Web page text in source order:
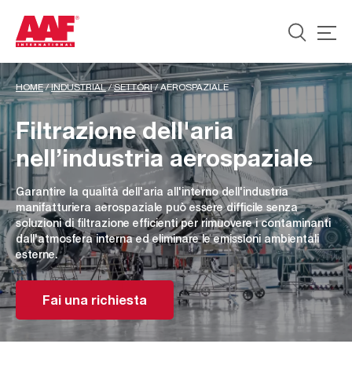
HOME/INDUSTRIAL/SETTORI/AEROSPAZIALE
Filtrazione dell'aria
nell’industria aerospaziale
Garantire la qualità dell'aria all'interno dell'industria
manifatturiera aerospaziale può essere difficile senza
soluzioni di filtrazione efficienti per rimuovere i contaminanti
dall'atmosfera interna ed eliminare le emissioni ambientali
esterne.
Fai una richiesta